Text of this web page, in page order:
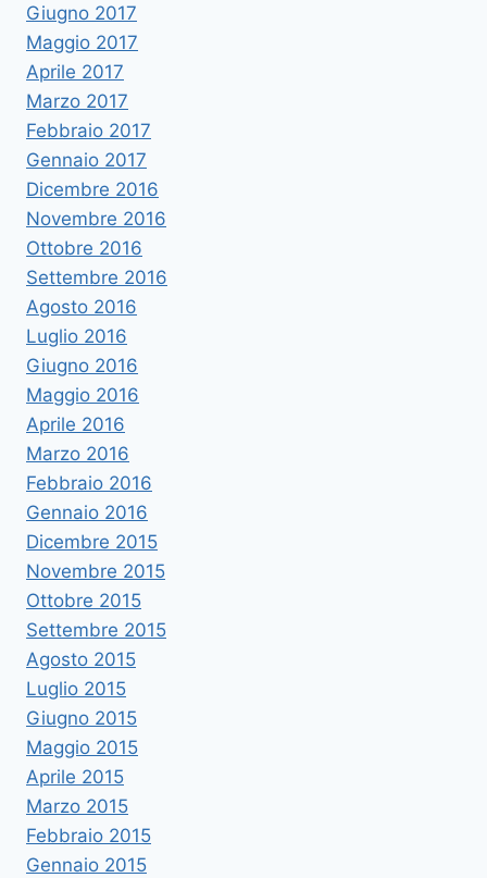
Giugno 2017
Maggio 2017
Aprile 2017
Marzo 2017
Febbraio 2017
Gennaio 2017
Dicembre 2016
Novembre 2016
Ottobre 2016
Settembre 2016
Agosto 2016
Luglio 2016
Giugno 2016
Maggio 2016
Aprile 2016
Marzo 2016
Febbraio 2016
Gennaio 2016
Dicembre 2015
Novembre 2015
Ottobre 2015
Settembre 2015
Agosto 2015
Luglio 2015
Giugno 2015
Maggio 2015
Aprile 2015
Marzo 2015
Febbraio 2015
Gennaio 2015